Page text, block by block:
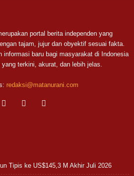
portal berita independen yang
tajam, jujur dan obyektif sesuai fakta.
informasi baru bagi masyarakat di Indonesia
terkini, akurat, dan lebih jelas.
redaksi@matanurani.com
Tipis ke US$145,3 M Akhir Juli 2026